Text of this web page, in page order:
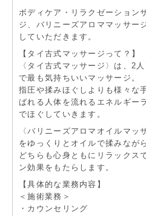
ボディケア・リラクゼーション
ジ、バリニーズアロママッサー
していただきます。
【タイ古式マッサージって？】
〈タイ古式マッサージ〉は、2
で最も気持ちいいマッサージ。
指圧や揉みほぐしよりも様々な
ばれる人体を流れるエネルギー
でほぐしていきます。
〈バリニーズアロマオイルマッ
をゆっくりとオイルで揉みなが
どちらも心身ともにリラックス
ン効果をもたらします。
【具体的な業務内容】
＜施術業務＞
・カウンセリング